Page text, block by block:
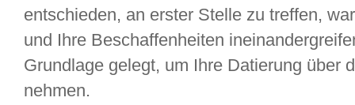
entschieden, an erster Stelle zu treffen,
und Ihre Beschaffenheiten
Grundlage gelegt, um Ihre Datierung über
nehmen.